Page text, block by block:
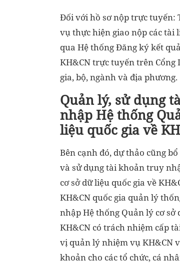
Đối với hồ sơ nộp trực tuyến:
vụ thực hiện giao nộp các tài
qua Hệ thống Đăng ký kết
KH&CN trực tuyến trên Cổng
gia, bộ, ngành và địa phương.
Quản lý, sử dụng
nhập Hệ thống
liệu quốc gia về
Bên cạnh đó, dự thảo cũng
và sử dụng tài khoản truy
cơ sở dữ liệu quốc gia về
KH&CN quốc gia quản lý
nhập Hệ thống Quản lý cơ sở
KH&CN có trách nhiệm cấp
vị quản lý nhiệm vụ KH&CN
khoản cho các tổ chức, cá